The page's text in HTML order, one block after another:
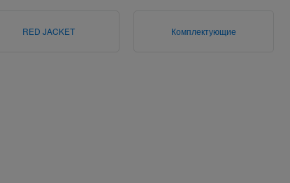
RED JACKET Комплектующие